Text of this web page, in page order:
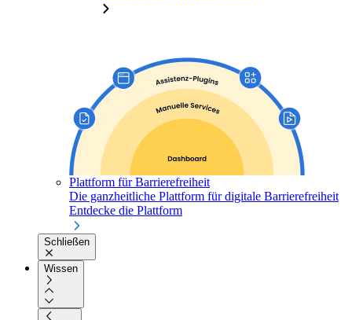
Plattform für Barrierefreiheit
Die ganzheitliche Plattform für digitale Barrierefreiheit
Entdecke die Plattform
Schließen
Wissen